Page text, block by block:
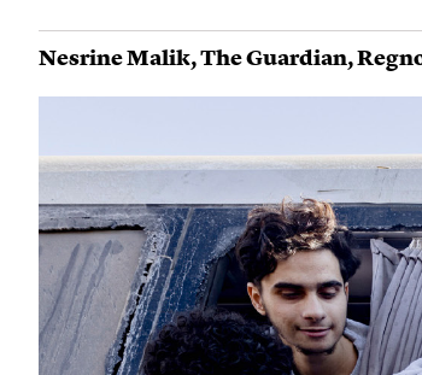
Nesrine Malik,The Guardian,